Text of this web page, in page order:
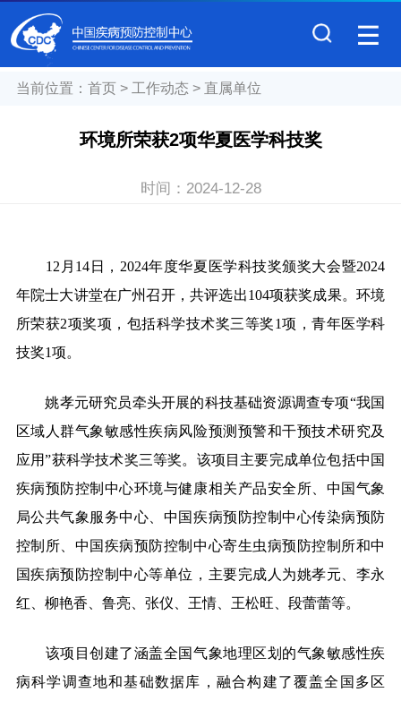
当前位置： 首页> 工作动态 > 直属单位
环境所荣获2项华夏医学科技奖
时间： 2024-12-28
12 月14日，2024年度华夏医学科技奖颁奖大会暨2024
年院士大讲堂在广州召开，共评选出104项获奖成果。环境
所荣获2项奖项，包括科学技术奖三等奖1项，青年医学科
技奖1项。
姚孝元研究员牵头开展的科技基础资源调查专项“我国
区域人群气象敏感性疾病风险预测预警和干预技术研究及
应用”获科学技术奖三等奖。该项目主要完成单位包括中国
疾病预防控制中心环境与健康相关产品安全所、中国气象
局公共气象服务中心、中国疾病预防控制中心传染病预防
控制所、中国疾病预防控制中心寄生虫病预防控制所和中
国疾病预防控制中心等单位，主要完成人为姚孝元、李永
红、柳艳香、鲁亮、张仪、王情、王松旺、段蕾蕾等。
该项目创建了涵盖全国气象地理区划的气象敏感性疾
病科学调查地和基础数据库，融合构建了覆盖全国多区